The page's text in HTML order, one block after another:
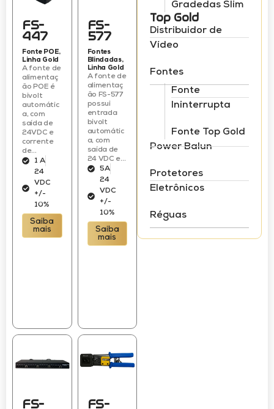
Gradedas Slim
Top Gold
Distribuidor de
Vídeo
Fontes
Fonte
Ininterrupta
Fonte Top Gold
Power Balun
Protetores
Eletrônicos
Réguas
FS-
447
Fonte POE,
Linha Gold
A fonte de
alimentaç
ão POE é
bivolt
automátic
a, com
saída de
24VDC e
corrente
de...
1 A
24
VDC
+/-
10%
Saiba
mais
FS-
577
Fontes
Blindadas,
Linha Gold
A fonte de
alimentaç
ão FS-577
possui
entrada
bivolt
automátic
a, com
saída de
24 VDC e...
5A
24
VDC
+/-
10%
Saiba
mais
FS- FS-